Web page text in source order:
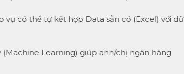
có thể tự kết hợp Data sẵn có (Excel) với dữ
Learning) giúp anh/chị ngân hàng